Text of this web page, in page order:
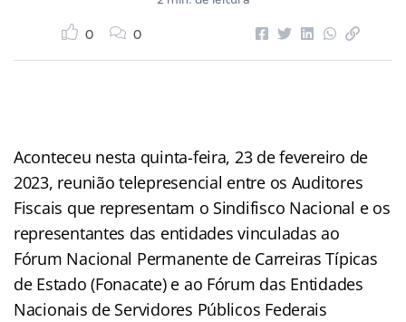
0 0
Aconteceu nesta quinta-feira, 23 de fevereiro de
2023, reunião telepresencial entre os Auditores
Fiscais que representam o Sindifisco Nacional e os
representantes das entidades vinculadas ao
Fórum Nacional Permanente de Carreiras Típicas
de Estado (Fonacate) e ao Fórum das Entidades
Nacionais de Servidores Públicos Federais